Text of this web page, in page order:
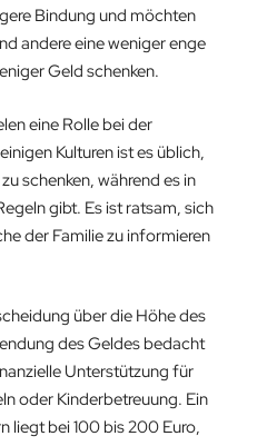
Bindung und möchten
andere eine weniger enge
Geld schenken.
eine Rolle bei der
Kulturen ist es üblich,
schenken, während es in
gibt. Es ist ratsam, sich
der Familie zu informieren
über die Höhe des
des Geldes bedacht
Unterstützung für
oder Kinderbetreuung. Ein
liegt bei 100 bis 200 Euro,